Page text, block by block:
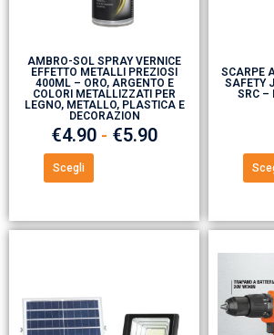
AMBRO-SOL SPRAY VERNICE
EFFETTO METALLI PREZIOSI
400ML – ORO, ARGENTO E
COLORI METALLIZZATI PER
LEGNO, METALLO, PLASTICA E
DECORAZION
€4.90 - €5.90
Scegli
SCARPE
SAFETY
SRC –